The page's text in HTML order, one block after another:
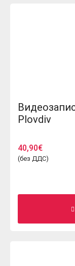
Plovdiv
40,90€
(без ДДС)